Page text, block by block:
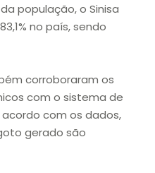
população, o Sinisa
no país, sendo
corroboraram os
com o sistema de
com os dados,
gerado são